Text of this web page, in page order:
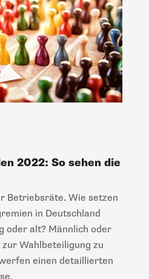
2022: So sehen die
Betriebsräte. Wie setzen
in Deutschland
oder alt? Männlich oder
Wahlbeteiligung zu
einen detaillierten